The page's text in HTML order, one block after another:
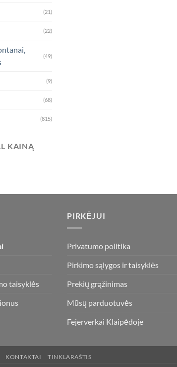
(21)
(22)
(49)
(9)
(68)
(815)
KAINĄ
taisyklės
PIRKĖJUI
Privatumo politika
Pirkimo sąlygos ir taisyklės
Prekių grąžinimas
Mūsų parduotuvės
Fejerverkai Klaipėdoje
KONTAKTAI TINKLARAŠTIS